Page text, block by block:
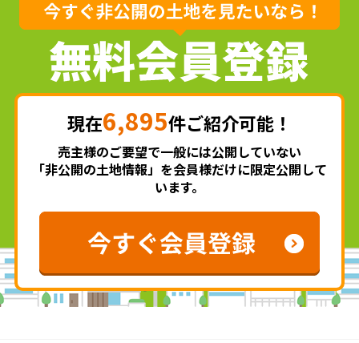
現在6,895件ご紹介可能！
売主様のご要望で一般には公開していない
「非公開の土地情報」を会員様だけに限定公開して
います。